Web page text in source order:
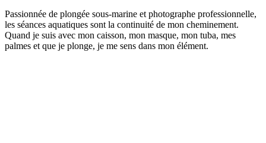
Passionnée de plongée sous-marine et photographe professionnelle,
les séances aquatiques sont la continuité de mon cheminement.
Quand je suis avec mon caisson, mon masque, mon tuba, mes
palmes et que je plonge, je me sens dans mon élément.